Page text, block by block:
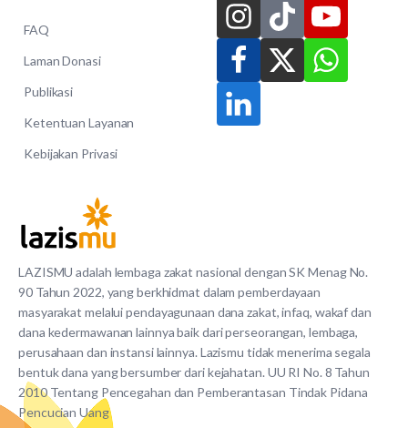
LAZISMU adalah lembaga zakat nasional dengan SK Menag No.
90 Tahun 2022, yang berkhidmat dalam pemberdayaan
masyarakat melalui pendayagunaan dana zakat, infaq, wakaf dan
dana kedermawanan lainnya baik dari perseorangan, lembaga,
perusahaan dan instansi lainnya. Lazismu tidak menerima segala
bentuk dana yang bersumber dari kejahatan. UU RI No. 8 Tahun
2010 Tentang Pencegahan dan Pemberantasan Tindak Pidana
Pencucian Uang
FAQ
Laman Donasi
Publikasi
Ketentuan Layanan
Kebijakan Privasi